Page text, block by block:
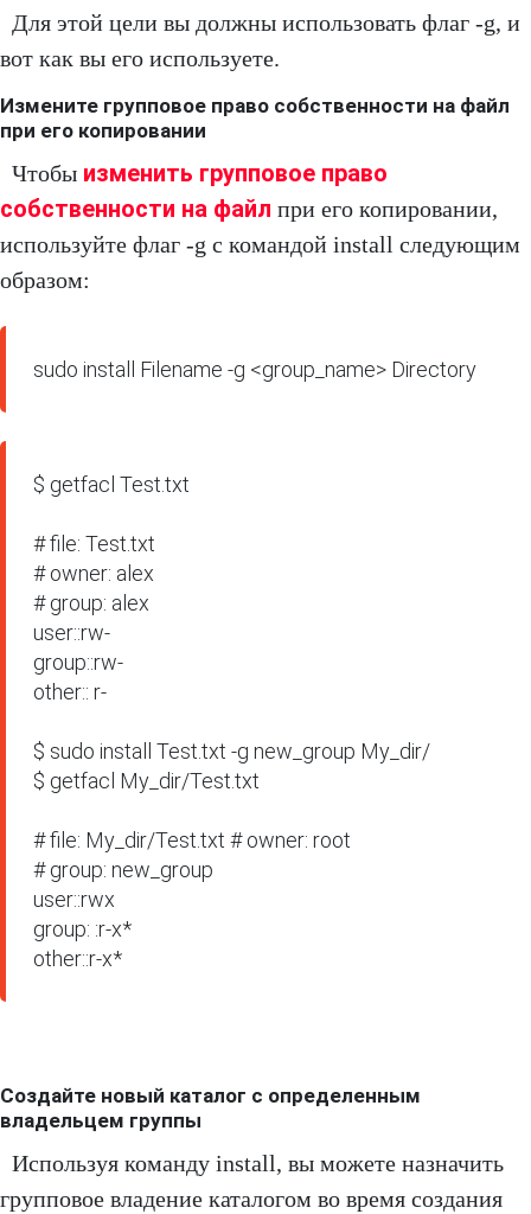
Для этой цели вы должны использовать флаг -g, и
вот как вы его используете.
Измените групповое право собственности на файл
при его копировании
Чтобы изменить групповое право
собственности на файл при его копировании,
используйте флаг -g с командой install следующим
образом:
sudo install Filename -g <group_name> Directory
$ getfacl Test.txt
# file: Test.txt
# owner: alex
# group: alex
user::rw-
group::rw-
other:: r-
$ sudo install Test.txt -g new_group My_dir/
$ getfacl My_dir/Test.txt
# file: My_dir/Test.txt # owner: root
# group: new_group
user::rwx
group: :r-x*
other::r-x*
Создайте новый каталог с определенным
владельцем группы
Используя команду install, вы можете назначить
групповое владение каталогом во время создания